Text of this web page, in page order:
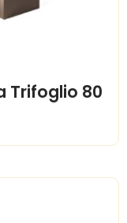
Trifoglio 80